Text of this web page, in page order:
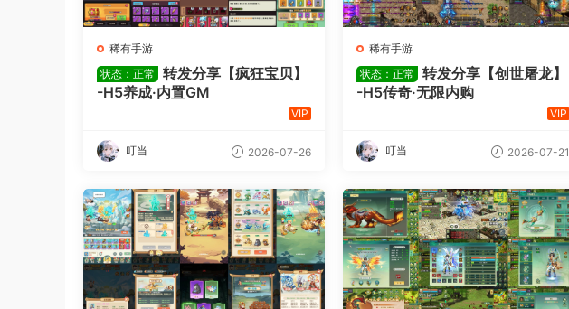
稀有手游
状态：正常
转发分享【疯狂宝贝】
-H5养成·内置GM
VIP
叮当 2026-07-26
稀有手游
状态：正常
转发分享【创世屠龙】
-H5传奇·无限内购
VIP
叮当 2026-07-21